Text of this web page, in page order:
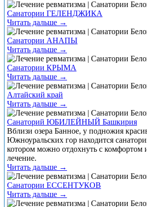
Санатории ГЕЛЕНДЖИКА
Читать дальше →
Санатории АНАПЫ
Читать дальше →
Санатории КРЫМА
Читать дальше →
Алтайский край
Читать дальше →
Санаторий ЮБИЛЕЙНЫЙ Башкирия
Вблизи озера Банное, у подножия
Южноуральских гор находится
котором можно отдохнуть с комфортом
лечение.
Читать дальше →
Санатории ЕССЕНТУКОВ
Читать дальше →